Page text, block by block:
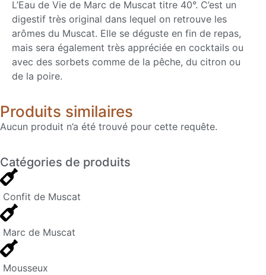
L’Eau de Vie de Marc de Muscat titre 40°. C’est un
digestif très original dans lequel on retrouve les
arômes du Muscat. Elle se déguste en fin de repas,
mais sera également très appréciée en cocktails ou
avec des sorbets comme de la pêche, du citron ou
de la poire.
Produits similaires
Aucun produit n’a été trouvé pour cette requête.
Catégories de produits
Confit de Muscat
Marc de Muscat
Mousseux